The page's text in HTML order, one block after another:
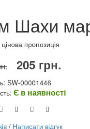
Шахи
пропозиція
205 грн.
SW-00001446
Є в наявності
/ Написати відгук